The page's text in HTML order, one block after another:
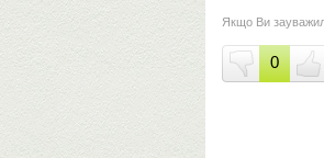
Якщо Ви
0